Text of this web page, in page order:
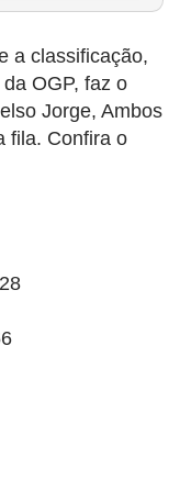
a classificação,
OGP, faz o
Jorge, Ambos
fila. Confira o